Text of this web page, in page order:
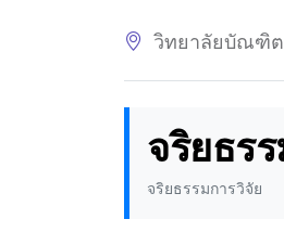
วิทยาลัยบัณฑิต
จริยธร
จริยธรรมการวิจัย